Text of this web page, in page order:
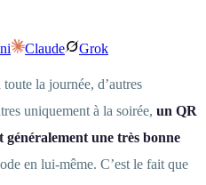
Claude Grok
la journée, d’autres
uniquement à la soirée, un QR
généralement une très bonne
en lui-même. C’est le fait que